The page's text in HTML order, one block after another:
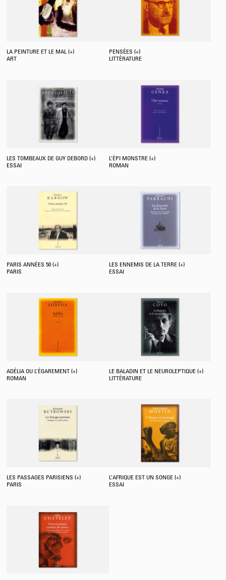
LA PEINTURE ET LE MAL (+)
ART
PENSÉES (+)
LITTÉRATURE
LES TOMBEAUX DE GUY DEBORD (+)
ESSAI
L’ÉPI MONSTRE (+)
ROMAN
PARIS ANNÉES 50 (+)
PARIS
LES ENNEMIS DE LA TERRE (+)
ESSAI
ADÉLIA OU L’ÉGAREMENT (+)
ROMAN
LE BALADIN ET LE NEUROLEPTIQUE (+)
LITTÉRATURE
LES PASSAGES PARISIENS (+)
PARIS
L’AFRIQUE EST UN SONGE (+)
ESSAI